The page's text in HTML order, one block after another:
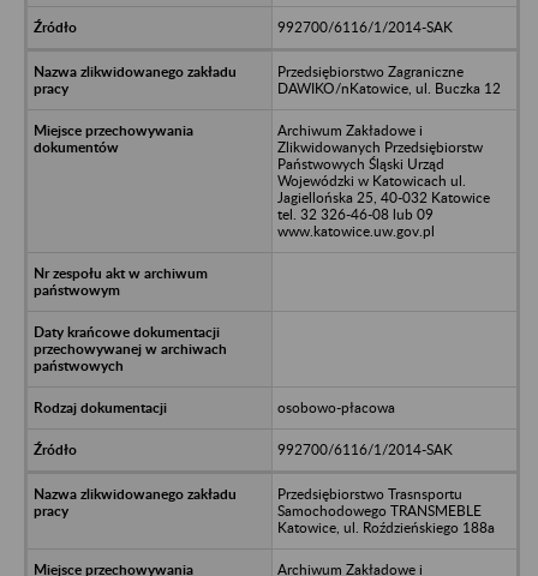
992700/6116/1/2014-SAK
Przedsiębiorstwo Zagraniczne
DAWIKO/nKatowice, ul. Buczka 12
Archiwum Zakładowe i
Zlikwidowanych Przedsiębiorstw
Państwowych Śląski Urząd
Wojewódzki w Katowicach ul.
Jagiellońska 25, 40-032 Katowice
tel. 32 326-46-08 lub 09
www.katowice.uw.gov.pl
osobowo-płacowa
992700/6116/1/2014-SAK
Przedsiębiorstwo Trasnsportu
Samochodowego TRANSMEBLE
Katowice, ul. Roździeńskiego 188a
Archiwum Zakładowe i